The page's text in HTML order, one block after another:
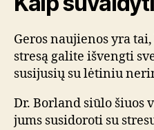
Geros naujienos yra
stresą galite išvengti
susijusių su lėtiniu
Dr. Borland siūlo šiuos
jums susidoroti su